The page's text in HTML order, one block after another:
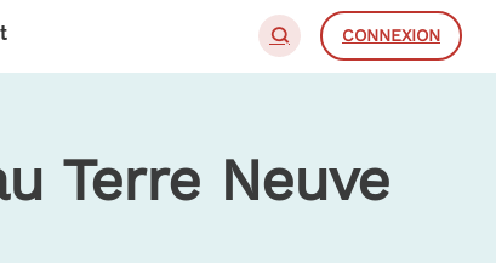
CONNEXION
Terre Neuve